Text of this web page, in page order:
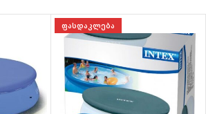
ᲤᲐᲡᲓᲐᲙᲚᲔᲑᲐ